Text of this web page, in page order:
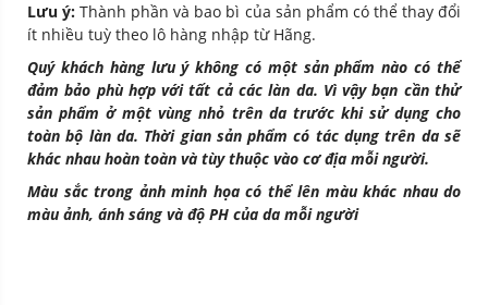
Lưu ý: Thành phần và bao bì của sản phẩm có thể thay đổi
ít nhiều tuỳ theo lô hàng nhập từ Hãng.
Quý khách hàng lưu ý không có một sản phẩm nào có thể
đảm bảo phù hợp với tất cả các làn da. Vì vậy bạn cần thử
sản phẩm ở một vùng nhỏ trên da trước khi sử dụng cho
toàn bộ làn da. Thời gian sản phẩm có tác dụng trên da sẽ
khác nhau hoàn toàn và tùy thuộc vào cơ địa mỗi người.
Màu sắc trong ảnh minh họa có thể lên màu khác nhau do
màu ảnh, ánh sáng và độ PH của da mỗi người